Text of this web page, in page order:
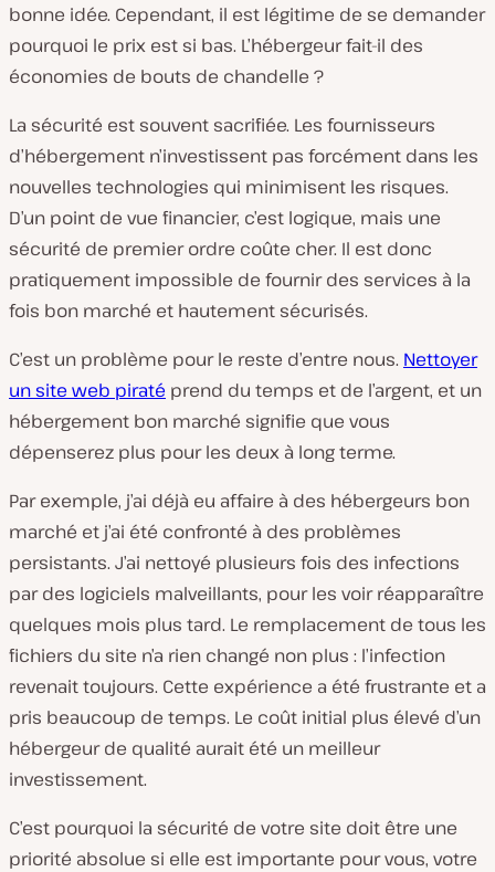
bonne idée. Cependant, il est légitime de se demander
pourquoi le prix est si bas. L’hébergeur fait-il des
économies de bouts de chandelle ?
La sécurité est souvent sacrifiée. Les fournisseurs
d’hébergement n’investissent pas forcément dans les
nouvelles technologies qui minimisent les risques.
D’un point de vue financier, c’est logique, mais une
sécurité de premier ordre coûte cher. Il est donc
pratiquement impossible de fournir des services à la
fois bon marché et hautement sécurisés.
C’est un problème pour le reste d’entre nous. Nettoyer
un site web piraté prend du temps et de l’argent, et un
hébergement bon marché signifie que vous
dépenserez plus pour les deux à long terme.
Par exemple, j’ai déjà eu affaire à des hébergeurs bon
marché et j’ai été confronté à des problèmes
persistants. J’ai nettoyé plusieurs fois des infections
par des logiciels malveillants, pour les voir réapparaître
quelques mois plus tard. Le remplacement de tous les
fichiers du site n’a rien changé non plus : l’infection
revenait toujours. Cette expérience a été frustrante et a
pris beaucoup de temps. Le coût initial plus élevé d’un
hébergeur de qualité aurait été un meilleur
investissement.
C’est pourquoi la sécurité de votre site doit être une
priorité absolue si elle est importante pour vous, votre